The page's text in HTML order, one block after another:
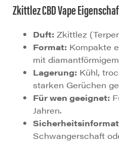
Zkittlez CBD Vape
Duft: Zkittlez
Format: Kompakte
mit
Lagerung: Kühl,
starken Gerüchen
Für wen geeignet:
Jahren.
Schwangerschaft